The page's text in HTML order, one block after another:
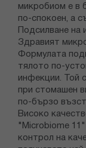
микробиом е в
по-спокоен, а
Подсилване на
Здравият
Формулата
тялото по-
инфекции. Той
при стомашен
по-бързо
Високо
"Microbiome
контрол на